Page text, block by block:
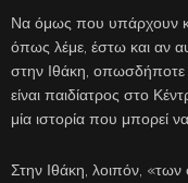
Να όμως που υπάρχουν
όπως λέμε, έστω και αν
στην Ιθάκη, οπωσδήποτε
είναι παιδίατρος στο
μία ιστορία που μπορεί
Στην Ιθάκη, λοιπόν, «των